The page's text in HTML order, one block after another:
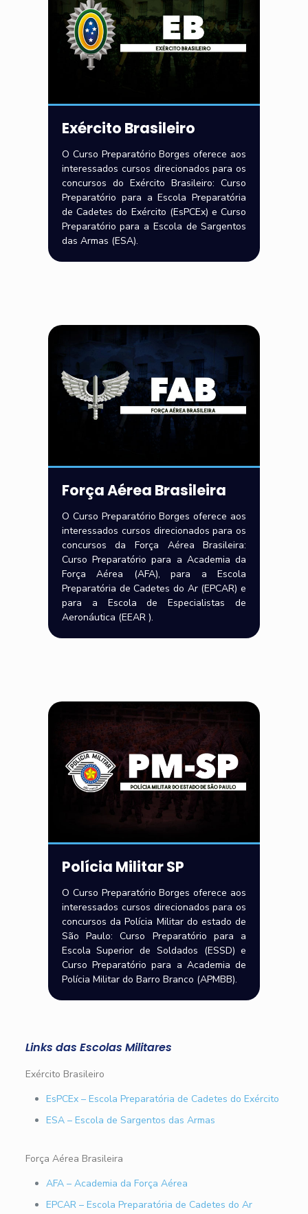
Exército Brasileiro
O Curso Preparatório Borges oferece aos
interessados cursos direcionados para os
concursos do Exército Brasileiro: Curso
Preparatório para a Escola Preparatória
de Cadetes do Exército (EsPCEx) e Curso
Preparatório para a Escola de Sargentos
das Armas (ESA).
Força Aérea Brasileira
O Curso Preparatório Borges oferece aos
interessados cursos direcionados para os
concursos da Força Aérea Brasileira:
Curso Preparatório para a Academia da
Força Aérea (AFA), para a Escola
Preparatória de Cadetes do Ar (EPCAR) e
para a Escola de Especialistas de
Aeronáutica (EEAR ).
Polícia Militar SP
O Curso Preparatório Borges oferece aos
interessados cursos direcionados para os
concursos da Polícia Militar do estado de
São Paulo: Curso Preparatório para a
Escola Superior de Soldados (ESSD) e
Curso Preparatório para a Academia de
Polícia Militar do Barro Branco (APMBB).
Links das Escolas Militares
Exército Brasileiro
EsPCEx – Escola Preparatória de Cadetes do Exército
ESA – Escola de Sargentos das Armas
Força Aérea Brasileira
AFA – Academia da Força Aérea
EPCAR – Escola Preparatória de Cadetes do Ar